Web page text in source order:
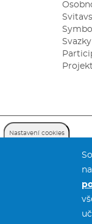
Nastavení cookies